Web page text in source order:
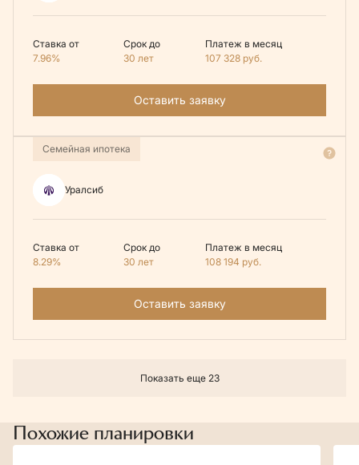
Ставка от
7.96%
Срок до
30 лет
Платеж в месяц
107 328 руб.
Оставить заявку
Семейная ипотека
Уралсиб
Ставка от
8.29%
Срок до
30 лет
Платеж в месяц
108 194 руб.
Оставить заявку
Показать еще 23
Похожие планировки